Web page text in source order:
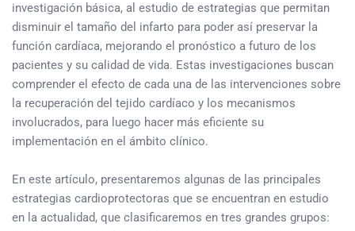
investigación básica, al estudio de estrategias que permitan
disminuir el tamaño del infarto para poder así preservar la
función cardíaca, mejorando el pronóstico a futuro de los
pacientes y su calidad de vida. Estas investigaciones buscan
comprender el efecto de cada una de las intervenciones sobre
la recuperación del tejido cardíaco y los mecanismos
involucrados, para luego hacer más eficiente su
implementación en el ámbito clínico.
En este artículo, presentaremos algunas de las principales
estrategias cardioprotectoras que se encuentran en estudio
en la actualidad, que clasificaremos en tres grandes grupos: